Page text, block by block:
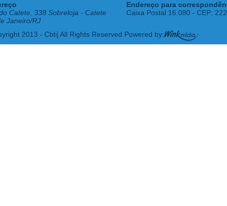
Catete, 338 Sobreloja - Catete
Janeiro/RJ
Endereço para
Caixa Postal 16.080 - CEP:
2013 - Cbtij All Rights Reserved Powered by: